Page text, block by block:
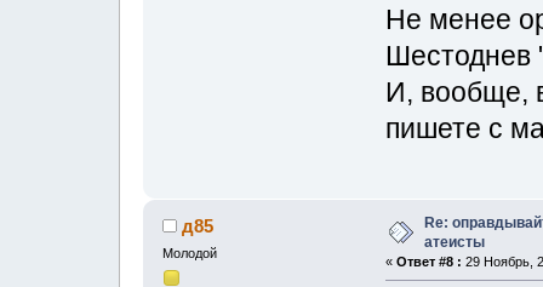
Не менее
Шестоднев
И, вообще,
пишете с
д85
Молодой
Re:
атеисты
« Ответ #8 : 29 Ноябрь,